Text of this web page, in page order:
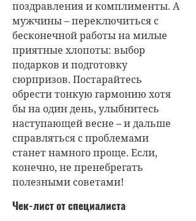
поздравления и комплименты. А
мужчины – переключиться с
бесконечной работы на милые
приятные хлопоты: выбор
подарков и подготовку
сюрпризов. Постарайтесь
обрести тонкую гармонию хотя
бы на один день, улыбнитесь
наступающей весне – и дальше
справляться с проблемами
станет намного проще. Если,
конечно, не пренебрегать
полезными советами!
Чек-лист от специалиста